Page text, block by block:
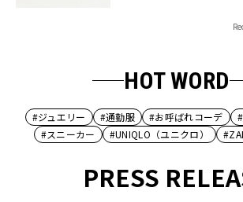
HOT WORD
#ジュエリー #通勤服 #お呼ばれコーデ
#スニーカー
#UNIQLO（ユニクロ）
PRESS